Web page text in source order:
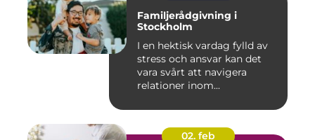
Familjerådgivning i
Stockholm
I en hektisk vardag fylld av
stress och ansvar kan det
vara svårt att navigera
relationer inom...
02. feb